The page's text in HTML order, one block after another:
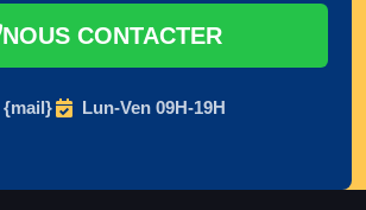
NOUS CONTACTER
{mail} Lun-Ven 09H-19H